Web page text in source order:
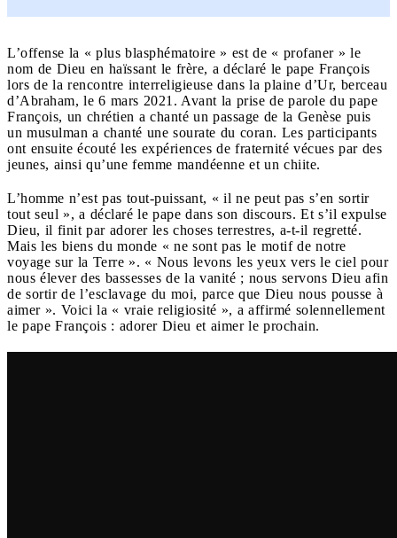
L’offense la « plus blasphématoire » est de « profaner » le
nom de Dieu en haïssant le frère, a déclaré le pape François
lors de la rencontre interreligieuse dans la plaine d’Ur, berceau
d’Abraham, le 6 mars 2021. Avant la prise de parole du pape
François, un chrétien a chanté un passage de la Genèse puis
un musulman a chanté une sourate du coran. Les participants
ont ensuite écouté les expériences de fraternité vécues par des
jeunes, ainsi qu’une femme mandéenne et un chiite.
L’homme n’est pas tout-puissant, « il ne peut pas s’en sortir
tout seul », a déclaré le pape dans son discours. Et s’il expulse
Dieu, il finit par adorer les choses terrestres, a-t-il regretté.
Mais les biens du monde « ne sont pas le motif de notre
voyage sur la Terre ». « Nous levons les yeux vers le ciel pour
nous élever des bassesses de la vanité ; nous servons Dieu afin
de sortir de l’esclavage du moi, parce que Dieu nous pousse à
aimer ». Voici la « vraie religiosité », a affirmé solennellement
le pape François : adorer Dieu et aimer le prochain.